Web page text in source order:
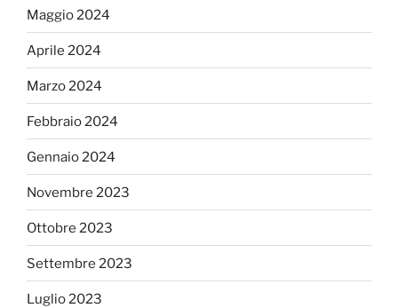
Maggio 2024
Aprile 2024
Marzo 2024
Febbraio 2024
Gennaio 2024
Novembre 2023
Ottobre 2023
Settembre 2023
Luglio 2023